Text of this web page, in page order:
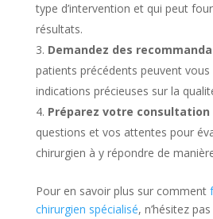
type d’intervention et qui peut
résultats.
Demandez des
patients précédents peuvent vous
indications précieuses sur la
Préparez votre consultation
questions et vos attentes pour
chirurgien à y répondre de
Pour en savoir plus sur comment
chirurgien spécialisé, n’hésitez